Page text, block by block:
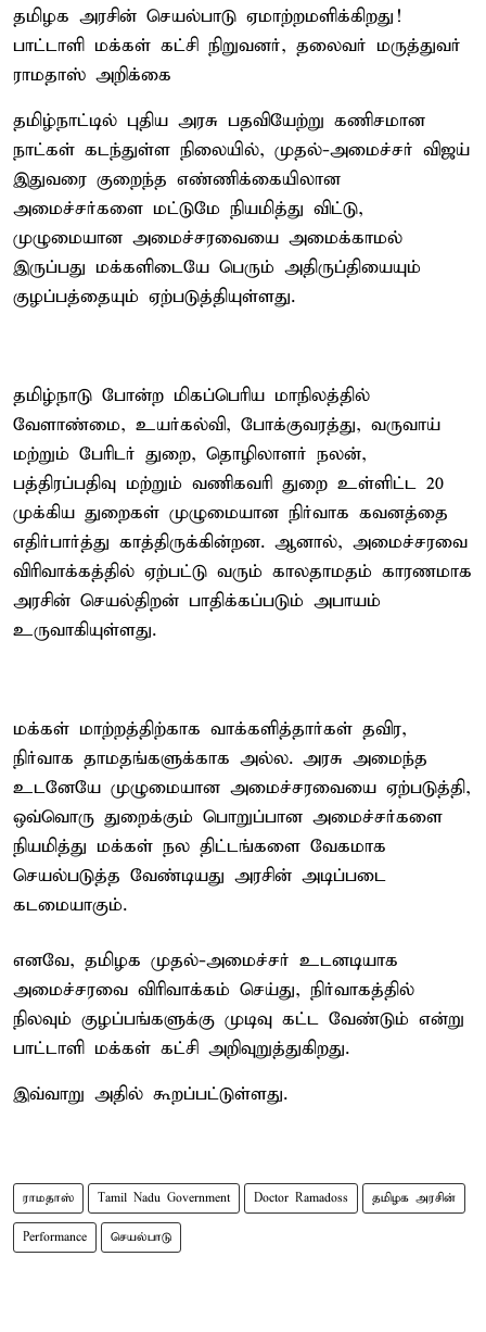
தமிழக அரசின் செயல்பாடு ஏமாற்றமளிக்கிறது!
பாட்டாளி மக்கள் கட்சி நிறுவனர், தலைவர் மருத்துவர்
ராமதாஸ் அறிக்கை
தமிழ்நாட்டில் புதிய அரசு பதவியேற்று கணிசமான
நாட்கள் கடந்துள்ள நிலையில், முதல்-அமைச்சர் விஜய்
இதுவரை குறைந்த எண்ணிக்கையிலான
அமைச்சர்களை மட்டுமே நியமித்து விட்டு,
முழுமையான அமைச்சரவையை அமைக்காமல்
இருப்பது மக்களிடையே பெரும் அதிருப்தியையும்
குழப்பத்தையும் ஏற்படுத்தியுள்ளது.
தமிழ்நாடு போன்ற மிகப்பெரிய மாநிலத்தில்
வேளாண்மை, உயர்கல்வி, போக்குவரத்து, வருவாய்
மற்றும் பேரிடர் துறை, தொழிலாளர் நலன்,
பத்திரப்பதிவு மற்றும் வணிகவரி துறை உள்ளிட்ட 20
முக்கிய துறைகள் முழுமையான நிர்வாக கவனத்தை
எதிர்பார்த்து காத்திருக்கின்றன. ஆனால், அமைச்சரவை
விரிவாக்கத்தில் ஏற்பட்டு வரும் காலதாமதம் காரணமாக
அரசின் செயல்திறன் பாதிக்கப்படும் அபாயம்
உருவாகியுள்ளது.
மக்கள் மாற்றத்திற்காக வாக்களித்தார்கள் தவிர,
நிர்வாக தாமதங்களுக்காக அல்ல. அரசு அமைந்த
உடனேயே முழுமையான அமைச்சரவையை ஏற்படுத்தி,
ஒவ்வொரு துறைக்கும் பொறுப்பான அமைச்சர்களை
நியமித்து மக்கள் நல திட்டங்களை வேகமாக
செயல்படுத்த வேண்டியது அரசின் அடிப்படை
கடமையாகும்.
எனவே, தமிழக முதல்-அமைச்சர் உடனடியாக
அமைச்சரவை விரிவாக்கம் செய்து, நிர்வாகத்தில்
நிலவும் குழப்பங்களுக்கு முடிவு கட்ட வேண்டும் என்று
பாட்டாளி மக்கள் கட்சி அறிவுறுத்துகிறது.
இவ்வாறு அதில் கூறப்பட்டுள்ளது.
ராமதாஸ் Tamil Nadu Government Doctor Ramadoss தமிழக அரசின்
Performance செயல்பாடு